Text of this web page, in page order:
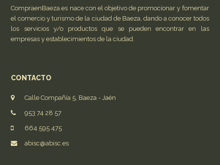
CompraenBaeza.es nace con el objetivo de promocionar y fomentar
el comercio y turismo de la ciudad de Baeza, dando a conocer todos
los servicios y/o productos que se pueden encontrar en las
empresas y establecimientos de la ciudad.
CONTACTO
Calle Compañía 5, Baeza - Jaén
953 74 28 57
664 595 475
abisc@abisc.es